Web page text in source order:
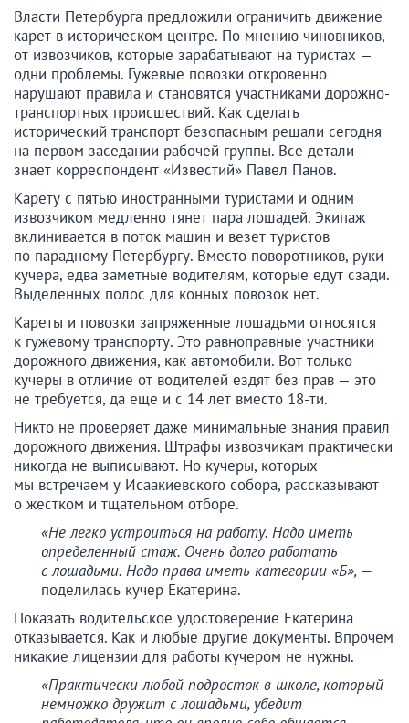
Власти Петербурга предложили ограничить движение
карет в историческом центре. По мнению чиновников,
от извозчиков, которые зарабатывают на туристах —
одни проблемы. Гужевые повозки откровенно
нарушают правила и становятся участниками дорожно-
транспортных происшествий. Как сделать
исторический транспорт безопасным решали сегодня
на первом заседании рабочей группы. Все детали
знает корреспондент «Известий» Павел Панов.
Карету с пятью иностранными туристами и одним
извозчиком медленно тянет пара лошадей. Экипаж
вклинивается в поток машин и везет туристов
по парадному Петербургу. Вместо поворотников, руки
кучера, едва заметные водителям, которые едут сзади.
Выделенных полос для конных повозок нет.
Кареты и повозки запряженные лошадьми относятся
к гужевому транспорту. Это равноправные участники
дорожного движения, как автомобили. Вот только
кучеры в отличие от водителей ездят без прав — это
не требуется, да еще и с 14 лет вместо 18-ти.
Никто не проверяет даже минимальные знания правил
дорожного движения. Штрафы извозчикам практически
никогда не выписывают. Но кучеры, которых
мы встречаем у Исаакиевского собора, рассказывают
о жестком и тщательном отборе.
«Не легко устроиться на работу. Надо иметь
определенный стаж. Очень долго работать
с лошадьми. Надо права иметь категории «Б», —
поделилась кучер Екатерина.
Показать водительское удостоверение Екатерина
отказывается. Как и любые другие документы. Впрочем
никакие лицензии для работы кучером не нужны.
«Практически любой подросток в школе, который
немножко дружит с лошадьми, убедит